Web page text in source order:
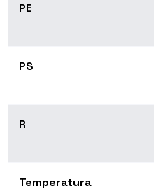
PE
PS
R
Temperatura